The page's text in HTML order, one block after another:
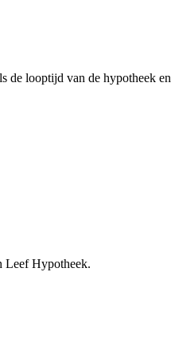
de looptijd van de hypotheek en
Leef Hypotheek.